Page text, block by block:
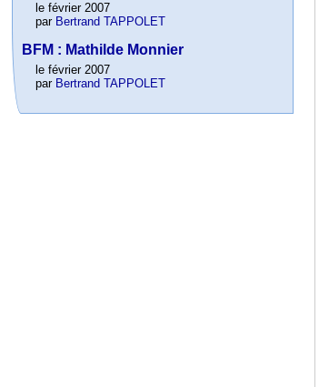
le février 2007
par Bertrand TAPPOLET
BFM : Mathilde Monnier
le février 2007
par Bertrand TAPPOLET